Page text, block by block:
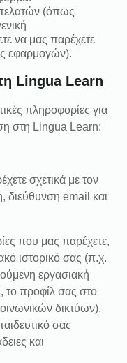
(όπως
να μας παρέχετε
εφαρμογών).
Lingua Learn
πληροφορίες για
στη Lingua Learn:
σχετικά με τον
διεύθυνση email και
που μας παρέχετε,
ιστορικό σας (π.χ.
εργασιακή
το προφίλ σας στο
δικτύων),
σας
και